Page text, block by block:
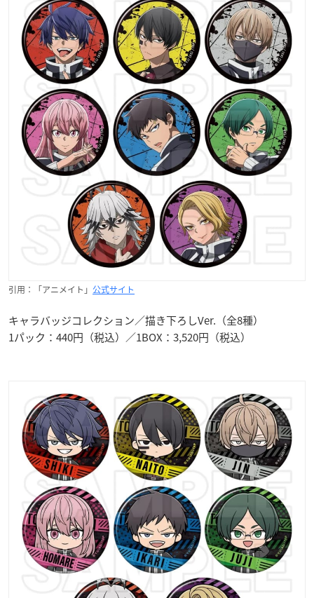
引用：「アニメイト」 公式サイト
キャラバッジコレクション／描き下ろしVer.（全8種）
1パック：440円（税込）／1BOX：3,520円（税込）